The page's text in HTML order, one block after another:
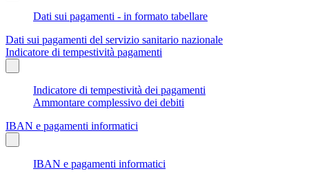
Dati sui pagamenti - in formato tabellare
Dati sui pagamenti del servizio sanitario nazionale
Indicatore di tempestività pagamenti
Indicatore di tempestività dei pagamenti
Ammontare complessivo dei debiti
IBAN e pagamenti informatici
IBAN e pagamenti informatici